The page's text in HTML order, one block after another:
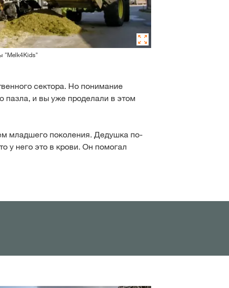
"Melk4Kids"
сектора. Но понимание
пазла, и вы уже проделали в этом
младшего поколения. Дедушка по-
у него это в крови. Он помогал